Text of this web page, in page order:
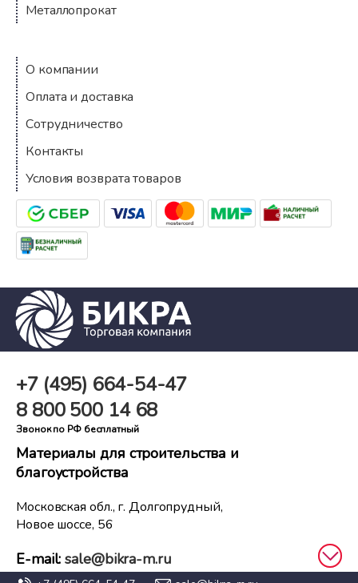
Металлопрокат
Компания
О компании
Оплата и доставка
Сотрудничество
Контакты
Условия возврата товаров
+7 (495) 664-54-47
8 800500 14 68
Звонок по РФ бесплатный
Материалы для строительства и
благоустройства
Московская обл., г. Долгопрудный,
Новое шоссе, 56
E-mail:sale@bikra-m.ru